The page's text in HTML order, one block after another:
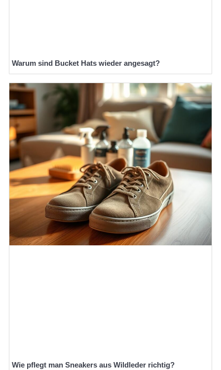
Warum sind Bucket Hats wieder angesagt?
Wie pflegt man Sneakers aus Wildleder richtig?